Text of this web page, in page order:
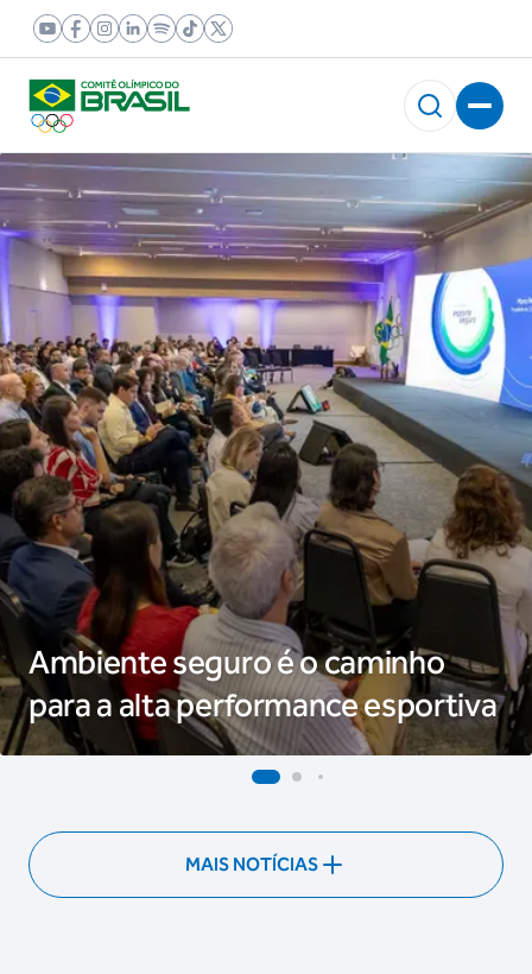
Ambiente seguro é o caminho
para a alta performance esportiva
MAIS NOTÍCIAS